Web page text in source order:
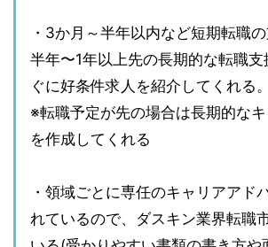
・3か月～半年以内など短期転職の
半年〜1年以上先の長期的な転職
ぐに好条件求人を紹介してくれる。
※転職予定が先の場合は長期的な
を作成してくれる
・領域ごとに専任のキャリアアド
れているので、ダスキン業界転職